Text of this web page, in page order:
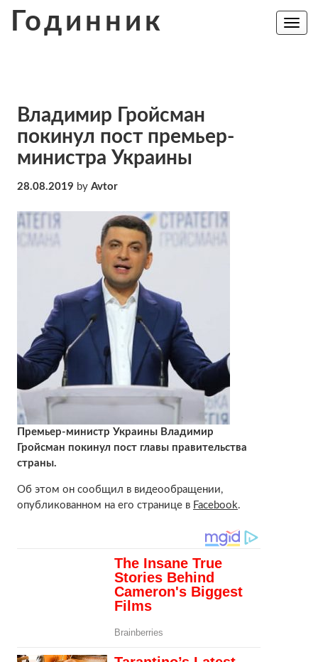
Годинник
Toggle
Владимир Гройсман
покинул пост премьер-
министра Украины
28.08.2019 by Avtor
Премьер-министр Украины Владимир
Гройсман покинул пост главы правительства
страны.
Об этом он сообщил в видеообращении,
опубликованном на его странице в Facebook.